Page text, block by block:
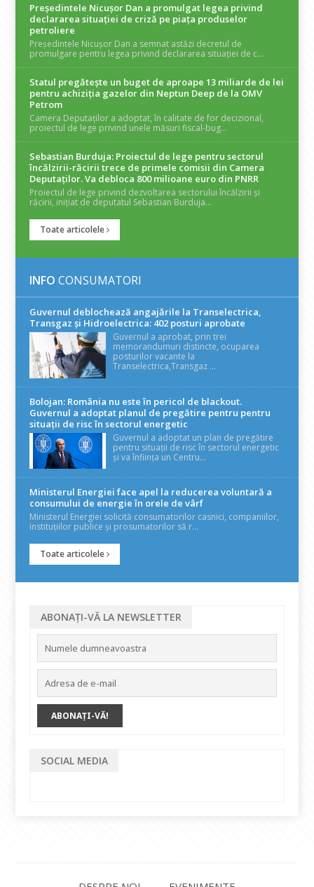
Președintele Nicuşor Dan a promulgat legea privind
declararea situaţiei de criză pe piaţa produselor
petroliere
Președintele Nicușor Dan a semnat astăzi decretul de
promulgare pentru legea privind declararea situației de c...
Statul pregătește un buget de aproape 13 miliarde de lei
pentru achiziția gazelor din Neptun Deep de la OMV
Petrom
Camera Deputaților a adoptat, în calitate de for decizional,
proiectul de lege privind unele măsuri fiscal-bug...
Sebastian Burduja: Proiectul de lege pentru sectorul
încălzirii-răcirii trece de primele comisii din Camera
Deputaților. Va debloca 800 milioane euro din PNRR
Proiectul de lege privind dezvoltarea sectorului încălzirii și
răcirii, inițiat de deputatul Sebastian Burduja...
Toate articolele
INFO CONSUMATORI
Guvernul deblochează angajările la Transelectrica,
Transgaz și Hidroelectrica: 402 posturi aprobate
Guvernul a aprobat, prin trei
memorandumuri distincte, ocuparea
posturilor vacante la
Transelectrica,Transgaz ...
Bolojan: România nu este în pericol de blackout.
Guvernul a adoptat planul de pregătire pentru pentru
situații de risc în sectorul energetic
Guvernul a adoptat un plan de pregătire
pentru situații de risc în sectorul energetic
și va înființa un Centru...
Ministerul Energiei face apel la reducerea voluntară a
consumului de energie în orele de vârf
Ministerul Energiei solicită consumatorilor casnici, companiilor,
instituțiilor publice și prosumatorilor să r...
Toate articolele
ABONAȚI-VĂ LA NEWSLETTER
SOCIAL MEDIA